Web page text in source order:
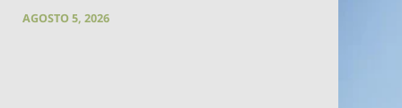
AGOSTO 5, 2026